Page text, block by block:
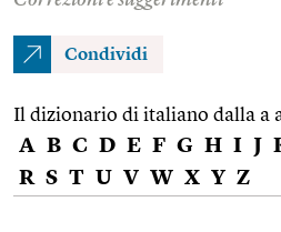
Condividi
Il dizionario di italiano dalla a
A B C D E F G H I J
R S T U V W X Y Z